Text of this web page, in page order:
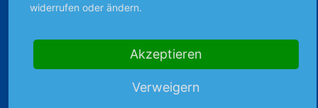
Finanzpodcast
Thema der Woche
Themen & Börse
widerrufen oder ändern.
Akzeptieren
Verweigern